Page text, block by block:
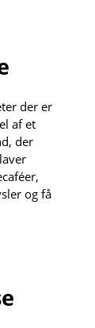
der er
af et
der
og få